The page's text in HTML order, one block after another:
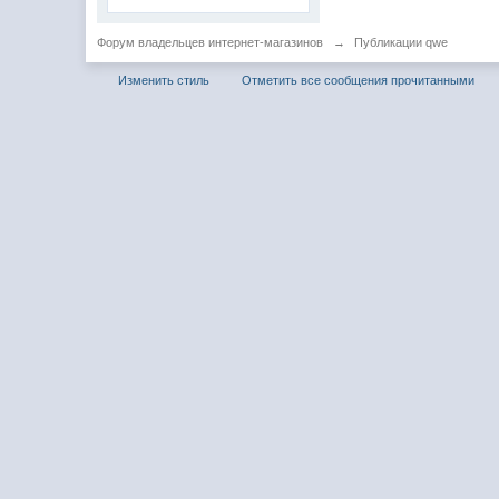
Форум владельцев интернет-магазинов → Публикации qwe
Изменить стиль Отметить все сообщения прочитанными